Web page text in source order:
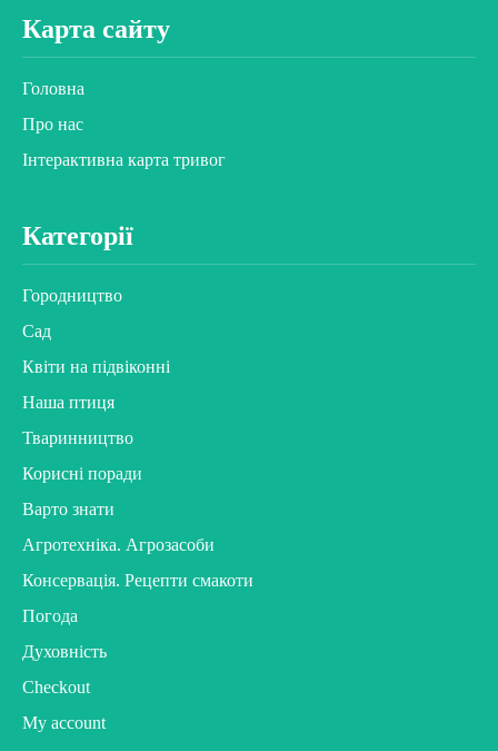
Карта сайту
Головна
Про нас
Інтерактивна карта тривог
Категорії
Городництво
Сад
Квіти на підвіконні
Наша птиця
Тваринництво
Корисні поради
Варто знати
Агротехніка. Агрозасоби
Консервація. Рецепти смакоти
Погода
Духовність
Checkout
My account